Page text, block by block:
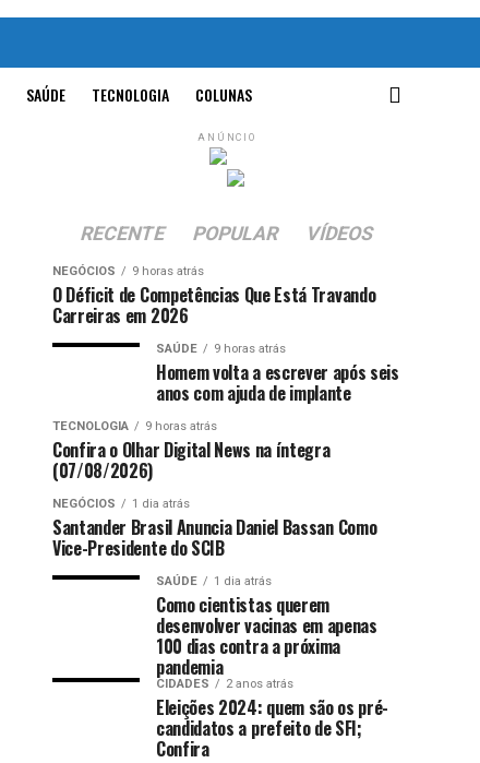
SAÚDE TECNOLOGIA COLUNAS
ANÚNCIO
RECENTE POPULAR VÍDEOS
NEGÓCIOS 9 horas atrás
O Déficit de Competências Que Está Travando
Carreiras em 2026
SAÚDE 9 horas atrás
Homem volta a escrever após seis
anos com ajuda de implante
TECNOLOGIA 9 horas atrás
Confira o Olhar Digital News na íntegra
(07/08/2026)
NEGÓCIOS 1 dia atrás
Santander Brasil Anuncia Daniel Bassan Como
Vice-Presidente do SCIB
SAÚDE 1 dia atrás
Como cientistas querem
desenvolver vacinas em apenas
100 dias contra a próxima
pandemia
CIDADES 2 anos atrás
Eleições 2024: quem são os pré-
candidatos a prefeito de SFI;
Confira